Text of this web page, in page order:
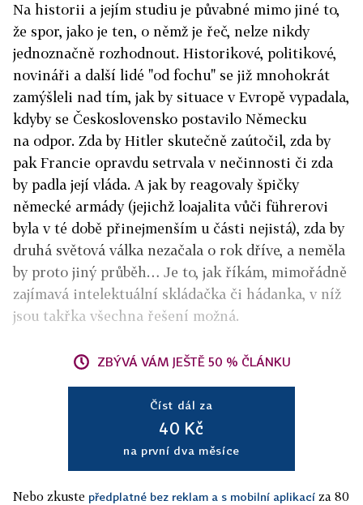
Na historii a jejím studiu je půvabné mimo jiné to,
že spor, jako je ten, o němž je řeč, nelze nikdy
jednoznačně rozhodnout. Historikové, politikové,
novináři a další lidé "od fochu" se již mnohokrát
zamýšleli nad tím, jak by situace v Evropě vypadala,
kdyby se Československo postavilo Německu
na odpor. Zda by Hitler skutečně zaútočil, zda by
pak Francie opravdu setrvala v nečinnosti či zda
by padla její vláda. A jak by reagovaly špičky
německé armády (jejichž loajalita vůči führerovi
byla v té době přinejmenším u části nejistá), zda by
druhá světová válka nezačala o rok dříve, a neměla
by proto jiný průběh… Je to, jak říkám, mimořádně
zajímavá intelektuální skládačka či hádanka, v níž
jsou takřka všechna řešení možná.
ZBÝVÁ VÁM JEŠTĚ 50 % ČLÁNKU
Číst dál za
40 Kč
na první dva měsíce
Nebo zkuste předplatné bez reklam a s mobilní aplikací za 80